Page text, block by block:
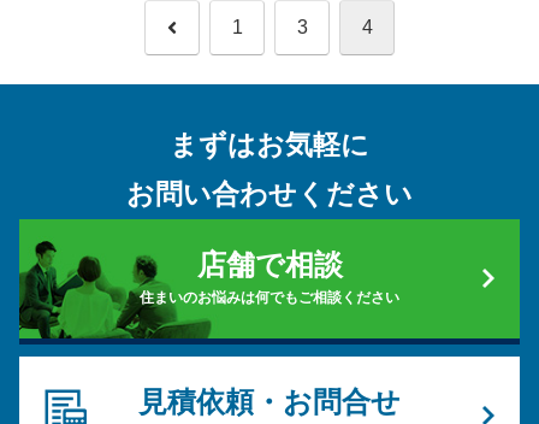
前 1 3 4
まずはお気軽に
お問い合わせください
店舗で相談
住まいのお悩みは何でもご相談ください
見積依頼・お問合せ